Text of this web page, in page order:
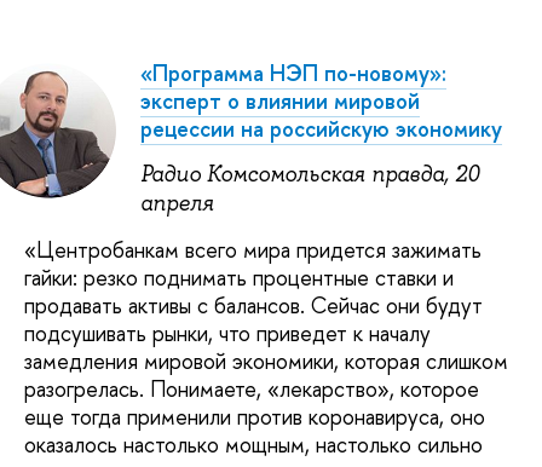
«Программа НЭП по-новому»:
эксперт о влиянии мировой
рецессии на российскую экономику
Радио Комсомольская правда, 20
апреля
«Центробанкам всего мира придется зажимать
гайки: резко поднимать процентные ставки и
продавать активы с балансов. Сейчас они будут
подсушивать рынки, что приведет к началу
замедления мировой экономики, которая слишком
разогрелась. Понимаете, «лекарство», которое
еще тогда применили против коронавируса, оно
оказалось настолько мощным, настолько сильно